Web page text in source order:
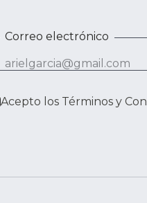
Correo electrónico
Acepto los Términos y